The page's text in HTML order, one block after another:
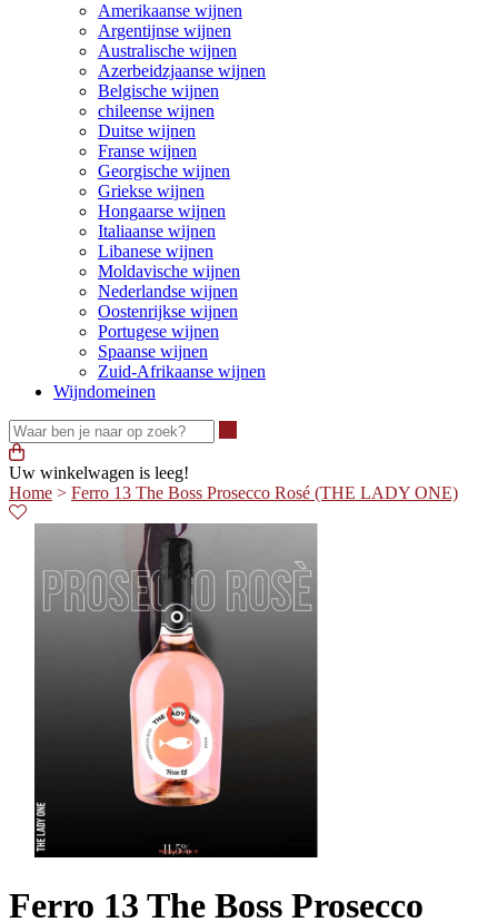
Amerikaanse wijnen
Argentijnse wijnen
Australische wijnen
Azerbeidzjaanse wijnen
Belgische wijnen
chileense wijnen
Duitse wijnen
Franse wijnen
Georgische wijnen
Griekse wijnen
Hongaarse wijnen
Italiaanse wijnen
Libanese wijnen
Moldavische wijnen
Nederlandse wijnen
Oostenrijkse wijnen
Portugese wijnen
Spaanse wijnen
Zuid-Afrikaanse wijnen
Wijndomeinen
Uw winkelwagen is leeg!
Home > Ferro 13 The Boss Prosecco Rosé (THE LADY ONE)
Ferro 13 The Boss Prosecco